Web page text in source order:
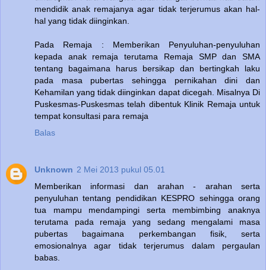
mendidik anak remajanya agar tidak terjerumus akan hal-
hal yang tidak diinginkan.
Pada Remaja : Memberikan Penyuluhan-penyuluhan
kepada anak remaja terutama Remaja SMP dan SMA
tentang bagaimana harus bersikap dan bertingkah laku
pada masa pubertas sehingga pernikahan dini dan
Kehamilan yang tidak diinginkan dapat dicegah. Misalnya Di
Puskesmas-Puskesmas telah dibentuk Klinik Remaja untuk
tempat konsultasi para remaja
Balas
Unknown 2 Mei 2013 pukul 05.01
Memberikan informasi dan arahan - arahan serta
penyuluhan tentang pendidikan KESPRO sehingga orang
tua mampu mendampingi serta membimbing anaknya
terutama pada remaja yang sedang mengalami masa
pubertas bagaimana perkembangan fisik, serta
emosionalnya agar tidak terjerumus dalam pergaulan
babas.